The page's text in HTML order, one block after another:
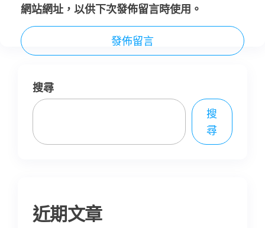
網站網址，以供下次發佈留言時使用。
搜尋
搜
尋
近期文章